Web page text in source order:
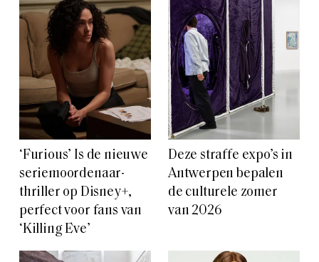
‘Furious’ Is de nieuwe
seriemoordenaar-
thriller op Disney+,
perfect voor fans van
‘Killing Eve’
Deze straffe expo’s in
Antwerpen bepalen
de culturele zomer
van 2026